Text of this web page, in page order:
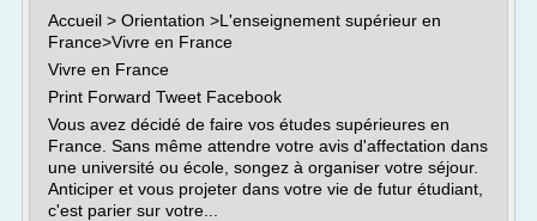
Accueil > Orientation >L'enseignement supérieur en
France>Vivre en France
Vivre en France
Print Forward Tweet Facebook
Vous avez décidé de faire vos études supérieures en
France. Sans même attendre votre avis d'affectation dans
une université ou école, songez à organiser votre séjour.
Anticiper et vous projeter dans votre vie de futur étudiant,
c'est parier sur votre...